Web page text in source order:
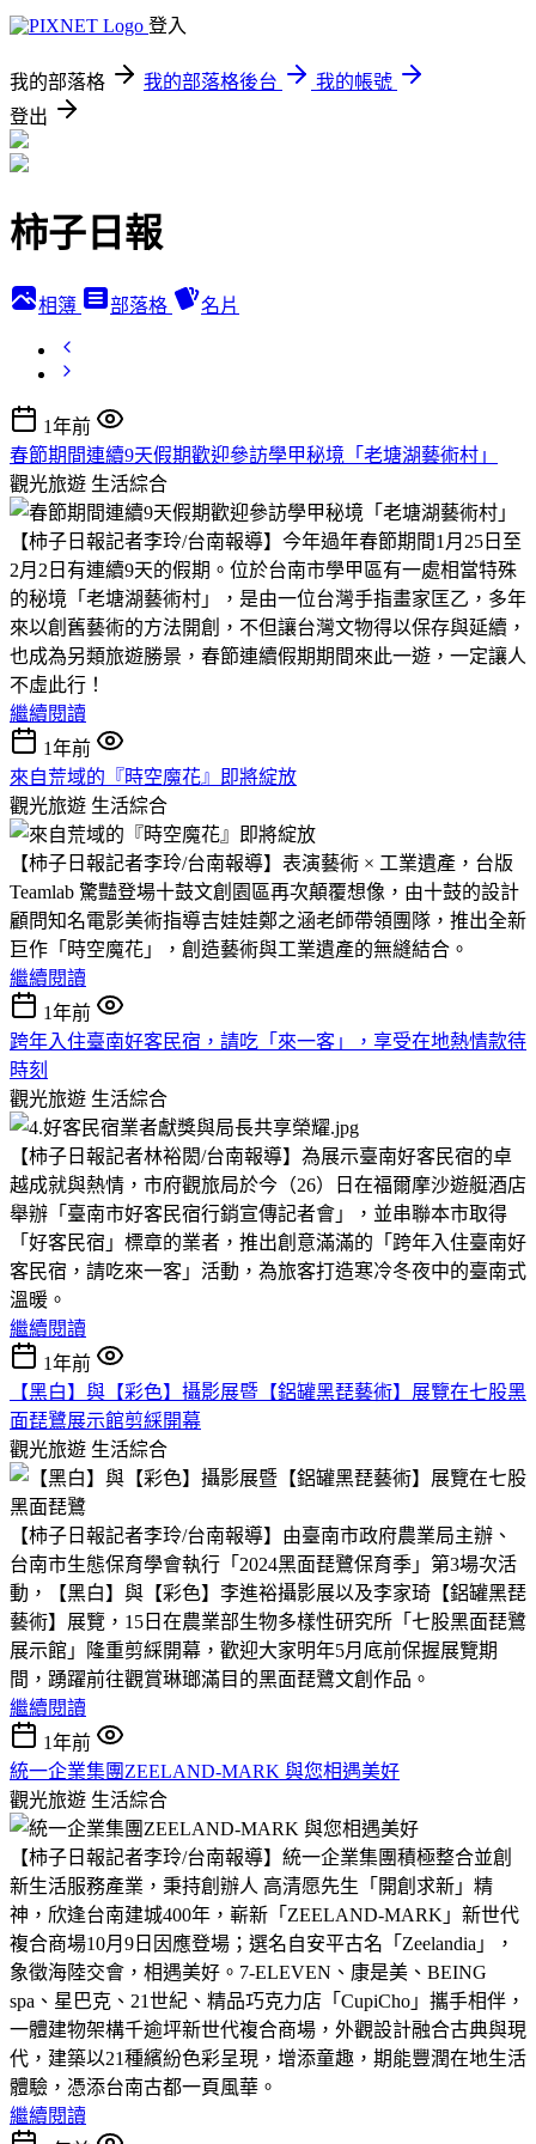
登入
我的部落格 我的部落格後台
我的帳號
登出
柿子日報
相簿 部落格 名片
1年前
春節期間連續9天假期歡迎參訪學甲秘境「老塘湖藝術村」
觀光旅遊 生活綜合
【柿子日報記者李玲/台南報導】今年過年春節期間1月25日至
2月2日有連續9天的假期。位於台南市學甲區有一處相當特殊
的秘境「老塘湖藝術村」，是由一位台灣手指畫家匡乙，多年
來以創舊藝術的方法開創，不但讓台灣文物得以保存與延續，
也成為另類旅遊勝景，春節連續假期期間來此一遊，一定讓人
不虛此行！
繼續閱讀
1年前
來自荒域的『時空魔花』即將綻放
觀光旅遊 生活綜合
【柿子日報記者李玲/台南報導】表演藝術 × 工業遺產，台版
Teamlab 驚豔登場十鼓文創園區再次顛覆想像，由十鼓的設計
顧問知名電影美術指導吉娃娃鄭之涵老師帶領團隊，推出全新
巨作「時空魔花」，創造藝術與工業遺產的無縫結合。
繼續閱讀
1年前
跨年入住臺南好客民宿，請吃「來一客」，享受在地熱情款待
時刻
觀光旅遊 生活綜合
【柿子日報記者林裕閎/台南報導】為展示臺南好客民宿的卓
越成就與熱情，市府觀旅局於今（26）日在福爾摩沙遊艇酒店
舉辦「臺南市好客民宿行銷宣傳記者會」，並串聯本市取得
「好客民宿」標章的業者，推出創意滿滿的「跨年入住臺南好
客民宿，請吃來一客」活動，為旅客打造寒冷冬夜中的臺南式
溫暖。
繼續閱讀
1年前
【黑白】與【彩色】攝影展暨【鋁罐黑琵藝術】展覽在七股黑
面琵鷺展示館剪綵開幕
觀光旅遊 生活綜合
【柿子日報記者李玲/台南報導】由臺南市政府農業局主辦、
台南市生態保育學會執行「2024黑面琵鷺保育季」第3場次活
動，【黑白】與【彩色】李進裕攝影展以及李家琦【鋁罐黑琵
藝術】展覽，15日在農業部生物多樣性研究所「七股黑面琵鷺
展示館」隆重剪綵開幕，歡迎大家明年5月底前保握展覽期
間，踴躍前往觀賞琳瑯滿目的黑面琵鷺文創作品。
繼續閱讀
1年前
統一企業集團ZEELAND-MARK 與您相遇美好
觀光旅遊 生活綜合
【柿子日報記者李玲/台南報導】統一企業集團積極整合並創
新生活服務產業，秉持創辦人 高清愿先生「開創求新」精
神，欣逢台南建城400年，嶄新「ZEELAND-MARK」新世代
複合商場10月9日因應登場；選名自安平古名「Zeelandia」，
象徵海陸交會，相遇美好。7-ELEVEN、康是美、BEING
spa、星巴克、21世紀、精品巧克力店「CupiCho」攜手相伴，
一體建物架構千逾坪新世代複合商場，外觀設計融合古典與現
代，建築以21種繽紛色彩呈現，增添童趣，期能豐潤在地生活
體驗，憑添台南古都一頁風華。
繼續閱讀